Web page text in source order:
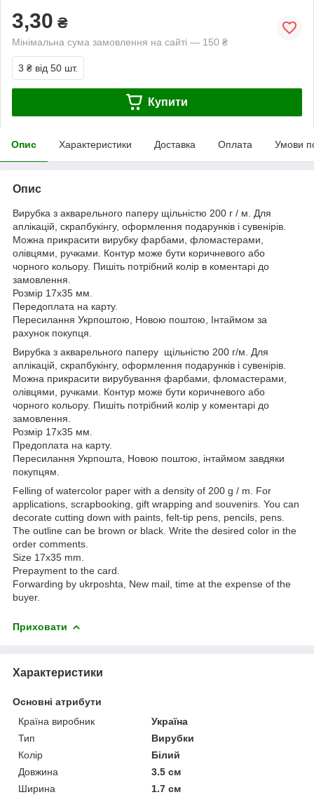
3,30 ₴
Мінімальна сума замовлення на сайті — 150 ₴
3 ₴ від 50 шт.
Купити
Опис Характеристики Доставка Оплата Умови
Опис
Вирубка з акварельного паперу щільністю 200 г / м. Для
аплікацій, скрапбукінгу, оформлення подарунків і сувенірів.
Можна прикрасити вирубку фарбами, фломастерами,
олівцями, ручками. Контур може бути коричневого або
чорного кольору. Пишіть потрібний колір в коментарі до
замовлення.
Розмір 17х35 мм.
Передоплата на карту.
Пересилання Укрпоштою, Новою поштою, Інтаймом за
рахунок покупця.
Вирубка з акварельного паперу щільністю 200 г/м. Для
аплікацій, скрапбукінгу, оформлення подарунків і сувенірів.
Можна прикрасити вирубування фарбами, фломастерами,
олівцями, ручками. Контур може бути коричневого або
чорного кольору. Пишіть потрібний колір у коментарі до
замовлення.
Розмір 17х35 мм.
Предоплата на карту.
Пересилання Укрпошта, Новою поштою, інтаймом завдяки
покупцям.
Felling of watercolor paper with a density of 200 g / m. For
applications, scrapbooking, gift wrapping and souvenirs. You can
decorate cutting down with paints, felt-tip pens, pencils, pens.
The outline can be brown or black. Write the desired color in the
order comments.
Size 17х35 mm.
Prepayment to the card.
Forwarding by ukrposhta, New mail, time at the expense of the
buyer.
Приховати
Характеристики
Основні атрибути
Країна виробник
Україна
Тип
Вирубки
Колір
Білий
Довжина
3.5 см
Ширина
1.7 см